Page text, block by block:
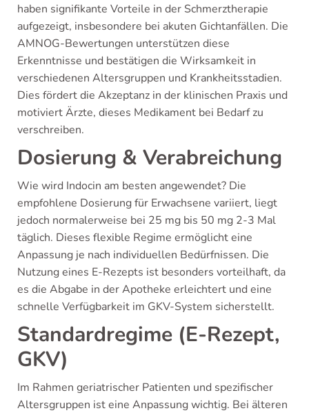
haben signifikante Vorteile in der Schmerztherapie
aufgezeigt, insbesondere bei akuten Gichtanfällen. Die
AMNOG-Bewertungen unterstützen diese
Erkenntnisse und bestätigen die Wirksamkeit in
verschiedenen Altersgruppen und Krankheitsstadien.
Dies fördert die Akzeptanz in der klinischen Praxis und
motiviert Ärzte, dieses Medikament bei Bedarf zu
verschreiben.
Dosierung & Verabreichung
Wie wird Indocin am besten angewendet? Die
empfohlene Dosierung für Erwachsene variiert, liegt
jedoch normalerweise bei 25 mg bis 50 mg 2-3 Mal
täglich. Dieses flexible Regime ermöglicht eine
Anpassung je nach individuellen Bedürfnissen. Die
Nutzung eines E-Rezepts ist besonders vorteilhaft, da
es die Abgabe in der Apotheke erleichtert und eine
schnelle Verfügbarkeit im GKV-System sicherstellt.
Standardregime (E-Rezept,
GKV)
Im Rahmen geriatrischer Patienten und spezifischer
Altersgruppen ist eine Anpassung wichtig. Bei älteren